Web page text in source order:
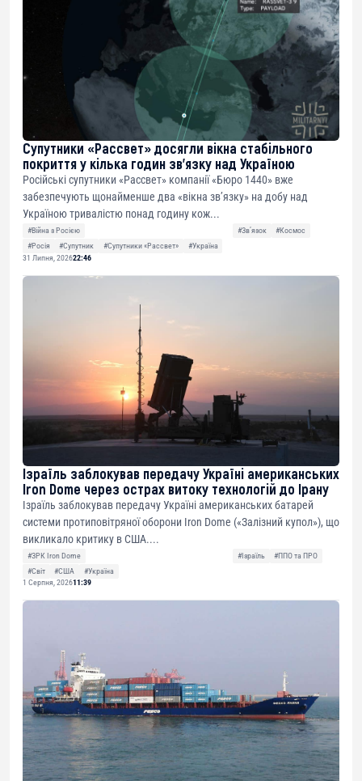
Супутники «Рассвет» досягли вікна стабільного
покриття у кілька годин зв’язку над Україною
Російські супутники «Рассвет» компанії «Бюро 1440» вже
забезпечують щонайменше два «вікна зв’язку» на добу над
Україною тривалістю понад годину кож...
#Війна з Росією #Звʼязок
#Космос
#Росія
#Супутник #Супутники «Рассвет»
#Україна
31 Липня, 202622:46
Ізраїль заблокував передачу Україні американських
Iron Dome через острах витоку технологій до Ірану
Ізраїль заблокував передачу Україні американських батарей
системи протиповітряної оборони Iron Dome («Залізний купол»), що
викликало критику в США....
#ЗРК Iron Dome #Ізраїль
#ППО та ПРО
#Світ
#США
#Україна
1 Серпня, 202611:39